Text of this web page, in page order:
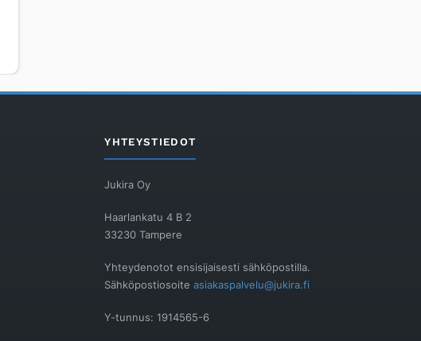
YHTEYSTIEDOT
Jukira Oy
Haarlankatu 4 B 2
33230 Tampere
Yhteydenotot ensisijaisesti sähköpostilla.
Sähköpostiosoiteasiakaspalvelu@jukira.fi
Y-tunnus: 1914565-6